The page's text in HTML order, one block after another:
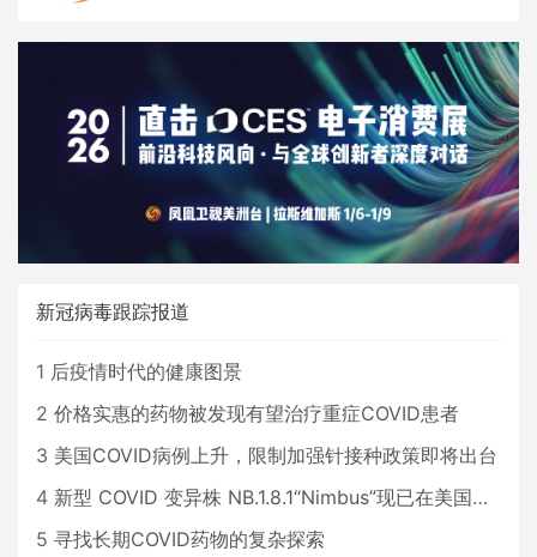
新冠病毒跟踪报道
1 后疫情时代的健康图景
2 价格实惠的药物被发现有望治疗重症COVID患者
3 美国COVID病例上升，限制加强针接种政策即将出台
4 新型 COVID 变异株 NB.1.8.1“Nimbus”现已在美国占据主导地位
5 寻找长期COVID药物的复杂探索